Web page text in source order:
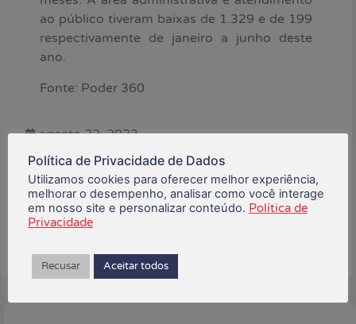
ao público tiveram baixas de 1.329 e de 199
respectivamente de janeiro a junho deste
ano.
Fonte: Poder 360
agosto 22, 2023
Está gostando do conteúdo?
Compartilhe!
Política de Privacidade de Dados
Utilizamos cookies para oferecer melhor experiência,
melhorar o desempenho, analisar como você interage
em nosso site e personalizar conteúdo. Política de
Privacidade
Recusar Aceitar todos